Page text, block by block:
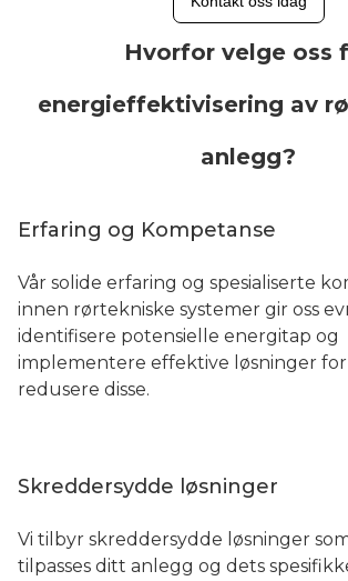
Hvorfor velge oss
energieffektivisering av
anlegg?
Erfaring og Kompetanse
Vår solide erfaring og spesialiserte
innen rørtekniske systemer gir oss
identifisere potensielle energitap og
implementere effektive løsninger for
redusere disse.
Skreddersydde løsninger
Vi tilbyr skreddersydde løsninger
tilpasses ditt anlegg og dets